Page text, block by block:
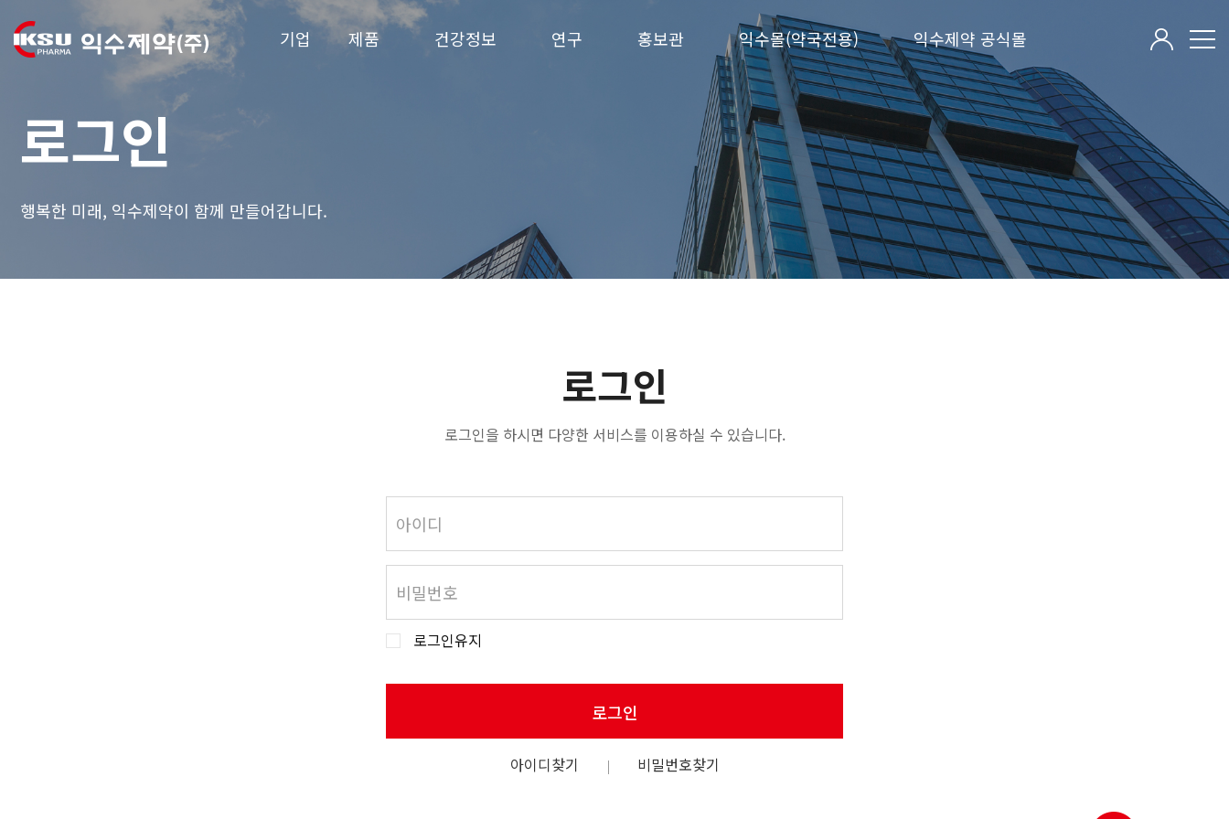
기업 제품 건강정보 연구 홍보관 익수몰(약국전용) 익수제약 공식몰
로그인
행복한 미래, 익수제약이 함께 만들어갑니다.
로그인
로그인을 하시면 다양한 서비스를 이용하실 수 있습니다.
로그인유지
로그인
아이디찾기 비밀번호찾기